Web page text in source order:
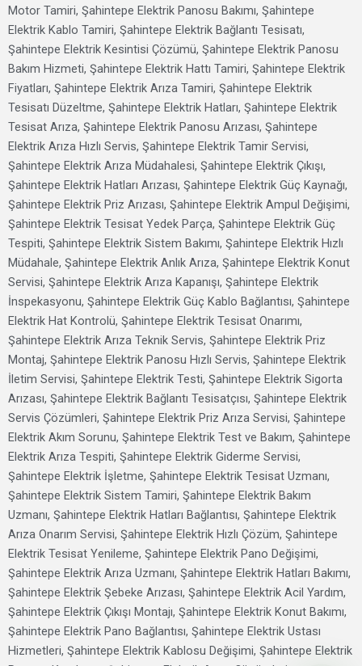
Motor Tamiri, Şahintepe Elektrik Panosu Bakımı, Şahintepe
Elektrik Kablo Tamiri, Şahintepe Elektrik Bağlantı Tesisatı,
Şahintepe Elektrik Kesintisi Çözümü, Şahintepe Elektrik Panosu
Bakım Hizmeti, Şahintepe Elektrik Hattı Tamiri, Şahintepe Elektrik
Fiyatları, Şahintepe Elektrik Arıza Tamiri, Şahintepe Elektrik
Tesisatı Düzeltme, Şahintepe Elektrik Hatları, Şahintepe Elektrik
Tesisat Arıza, Şahintepe Elektrik Panosu Arızası, Şahintepe
Elektrik Arıza Hızlı Servis, Şahintepe Elektrik Tamir Servisi,
Şahintepe Elektrik Arıza Müdahalesi, Şahintepe Elektrik Çıkışı,
Şahintepe Elektrik Hatları Arızası, Şahintepe Elektrik Güç Kaynağı,
Şahintepe Elektrik Priz Arızası, Şahintepe Elektrik Ampul Değişimi,
Şahintepe Elektrik Tesisat Yedek Parça, Şahintepe Elektrik Güç
Tespiti, Şahintepe Elektrik Sistem Bakımı, Şahintepe Elektrik Hızlı
Müdahale, Şahintepe Elektrik Anlık Arıza, Şahintepe Elektrik Konut
Servisi, Şahintepe Elektrik Arıza Kapanışı, Şahintepe Elektrik
İnspekasyonu, Şahintepe Elektrik Güç Kablo Bağlantısı, Şahintepe
Elektrik Hat Kontrolü, Şahintepe Elektrik Tesisat Onarımı,
Şahintepe Elektrik Arıza Teknik Servis, Şahintepe Elektrik Priz
Montaj, Şahintepe Elektrik Panosu Hızlı Servis, Şahintepe Elektrik
İletim Servisi, Şahintepe Elektrik Testi, Şahintepe Elektrik Sigorta
Arızası, Şahintepe Elektrik Bağlantı Tesisatçısı, Şahintepe Elektrik
Servis Çözümleri, Şahintepe Elektrik Priz Arıza Servisi, Şahintepe
Elektrik Akım Sorunu, Şahintepe Elektrik Test ve Bakım, Şahintepe
Elektrik Arıza Tespiti, Şahintepe Elektrik Giderme Servisi,
Şahintepe Elektrik İşletme, Şahintepe Elektrik Tesisat Uzmanı,
Şahintepe Elektrik Sistem Tamiri, Şahintepe Elektrik Bakım
Uzmanı, Şahintepe Elektrik Hatları Bağlantısı, Şahintepe Elektrik
Arıza Onarım Servisi, Şahintepe Elektrik Hızlı Çözüm, Şahintepe
Elektrik Tesisat Yenileme, Şahintepe Elektrik Pano Değişimi,
Şahintepe Elektrik Arıza Uzmanı, Şahintepe Elektrik Hatları Bakımı,
Şahintepe Elektrik Şebeke Arızası, Şahintepe Elektrik Acil Yardım,
Şahintepe Elektrik Çıkışı Montajı, Şahintepe Elektrik Konut Bakımı,
Şahintepe Elektrik Pano Bağlantısı, Şahintepe Elektrik Ustası
Hizmetleri, Şahintepe Elektrik Kablosu Değişimi, Şahintepe Elektrik